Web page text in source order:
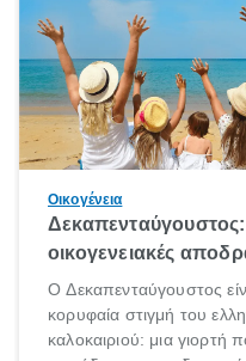
Οικογένεια
Δεκαπενταύγουστος:
οικογενειακές
Ο Δεκαπενταύγουστος
κορυφαία στιγμή του
καλοκαιριού: μια γιορτή